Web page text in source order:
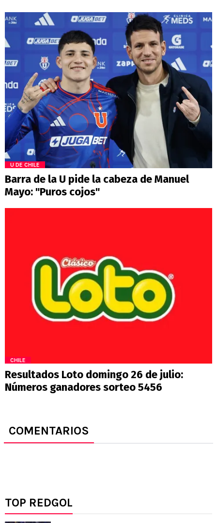
U DE CHILE
Barra de la U pide la cabeza de Manuel
Mayo: "Puros cojos"
CHILE
Resultados Loto domingo 26 de julio:
Números ganadores sorteo 5456
COMENTARIOS
TOP REDGOL